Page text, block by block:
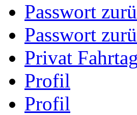
Passwort
Passwort
Privat
Profil
Profil